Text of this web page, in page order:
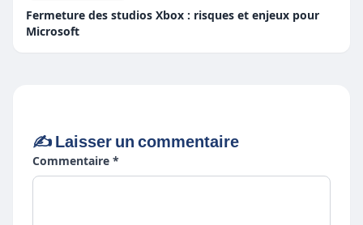
Fermeture des studios Xbox : risques et enjeux pour
Microsoft
✍️ Laisser un commentaire
Commentaire *